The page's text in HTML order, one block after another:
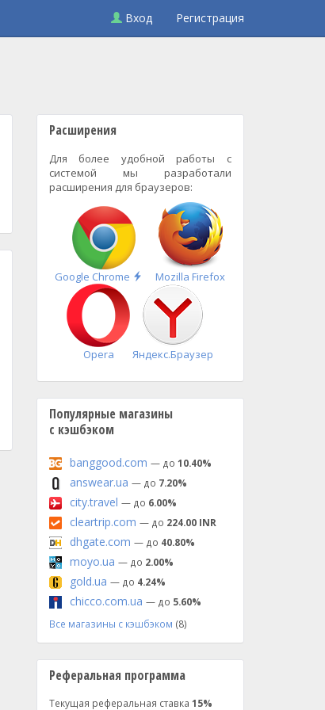
Вход Регистрация
Расширения
Для более удобной работы с
системой мы разработали
расширения для браузеров:
Google Chrome
Быстрая
установка
Mozilla Firefox
Opera Яндекс.Браузер
Популярные магазины
с кэшбэком
banggood.com — до 10.40%
answear.ua — до 7.20%
city.travel — до 6.00%
cleartrip.com — до 224.00 INR
dhgate.com — до 40.80%
moyo.ua — до 2.00%
gold.ua — до 4.24%
chicco.com.ua — до 5.60%
Все магазины с кэшбэком (8)
Реферальная программа
Текущая реферальная ставка 15%